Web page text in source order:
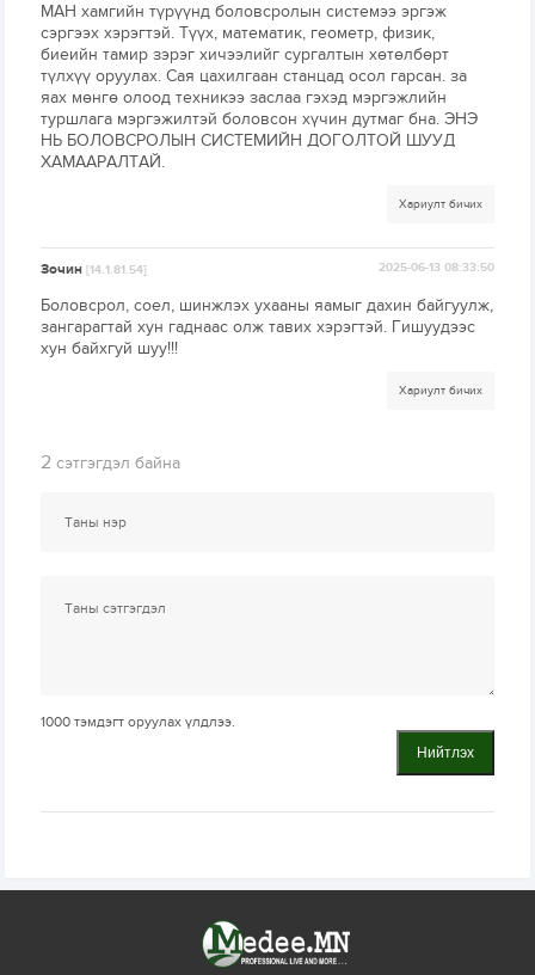
МАН хамгийн түрүүнд боловсролын системээ эргэж
сэргээх хэрэгтэй. Түүх, математик, геометр, физик,
биеийн тамир зэрэг хичээлийг сургалтын хөтөлбөрт
түлхүү оруулах. Сая цахилгаан станцад осол гарсан. за
яах мөнгө олоод техникээ заслаа гэхэд мэргэжлийн
туршлага мэргэжилтэй боловсон хүчин дутмаг бна. ЭНЭ
НЬ БОЛОВСРОЛЫН СИСТЕМИЙН ДОГОЛТОЙ ШУУД
ХАМААРАЛТАЙ.
Хариулт бичих
Зочин[14.1.81.54] 2025-06-13 08:33:50
Боловсрол, соел, шинжлэх ухааны яамыг дахин байгуулж,
зангарагтай хун гаднаас олж тавих хэрэгтэй. Гишуудээс
хун байхгуй шуу!!!
Хариулт бичих
2 сэтгэгдэл байна
1000 тэмдэгт оруулах үлдлээ.
Нийтлэх